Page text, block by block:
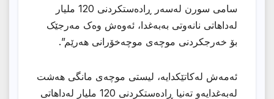
سامی سورن لەسەر ڕادەستكردنی 120 ملیار
لەداهاتی نانەوتی بەبەغدا، ئەوەش وەک مەرجێک
بۆ خەرجکردنی موچەی موچەخۆرانی هەرێم”.
ئەمەش لەكاتێكدایە، لیستی موچەی مانگی هەشت
لەبەغدایەو تەنیا ڕادەستكردنی 120 ملیار لەداهاتی